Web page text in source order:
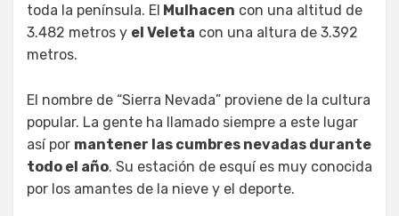
toda la península. El Mulhacen con una altitud de
3.482 metros y el Veleta con una altura de 3.392
metros.
El nombre de “Sierra Nevada” proviene de la cultura
popular. La gente ha llamado siempre a este lugar
así por mantener las cumbres nevadas durante
todo el año. Su estación de esquí es muy conocida
por los amantes de la nieve y el deporte.